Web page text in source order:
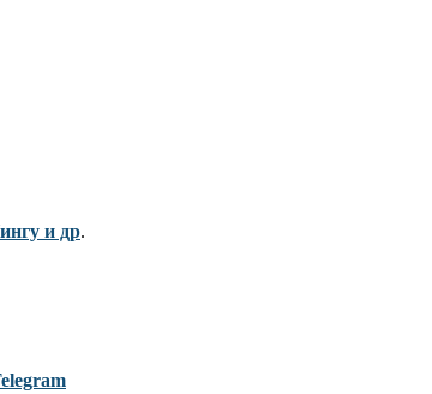
и др.